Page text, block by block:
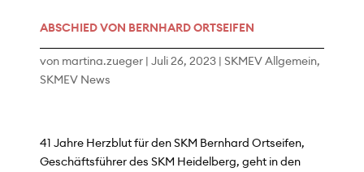
ABSCHIED VON BERNHARD ORTSEIFEN
von martina.zueger |Juli 26, 2023 |SKMEV Allgemein,
SKMEV News
41 Jahre Herzblut für den SKM Bernhard Ortseifen,
Geschäftsführer des SKM Heidelberg, geht in den